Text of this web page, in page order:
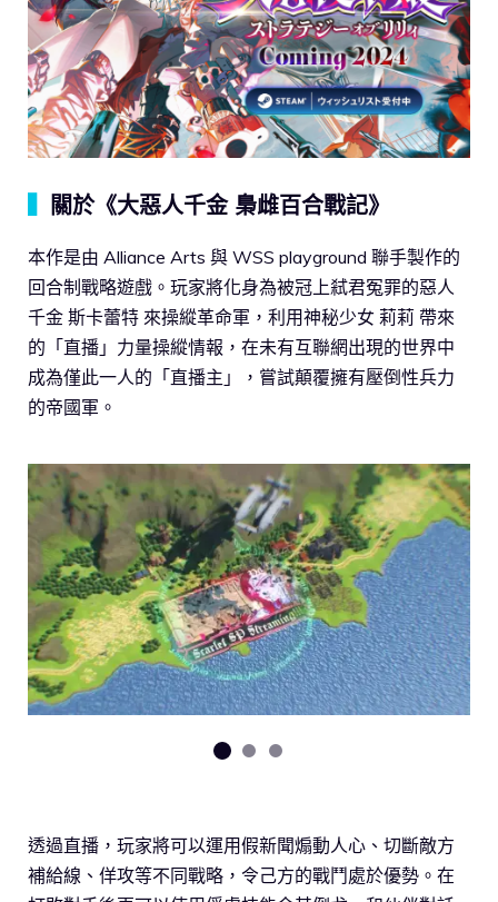
關於《大惡人千金 梟雌百合戰記》
本作是由 Alliance Arts 與 WSS playground 聯手製作的
回合制戰略遊戲。玩家將化身為被冠上弒君冤罪的惡人
千金 斯卡蕾特 來操縱革命軍，利用神秘少女 莉莉 帶來
的「直播」力量操縱情報，在未有互聯網出現的世界中
成為僅此一人的「直播主」，嘗試顛覆擁有壓倒性兵力
的帝國軍。
透過直播，玩家將可以運用假新聞煽動人心、切斷敵方
補給線、佯攻等不同戰略，令己方的戰鬥處於優勢。在